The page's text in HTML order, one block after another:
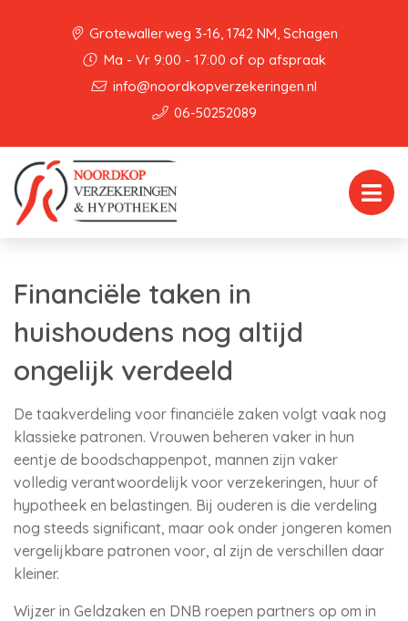
Grotewallerweg 3-16, 1742 NM, Schagen
Ma - Vr 9:00 - 17:00 of op afspraak
info@noordkopverzekeringen.nl
06-50252089
Financiële taken in
huishoudens nog altijd
ongelijk verdeeld
De taakverdeling voor financiële zaken volgt vaak nog
klassieke patronen. Vrouwen beheren vaker in hun
eentje de boodschappenpot, mannen zijn vaker
volledig verantwoordelijk voor verzekeringen, huur of
hypotheek en belastingen. Bij ouderen is die verdeling
nog steeds significant, maar ook onder jongeren komen
vergelijkbare patronen voor, al zijn de verschillen daar
kleiner.
Wijzer in Geldzaken en DNB roepen partners op om in